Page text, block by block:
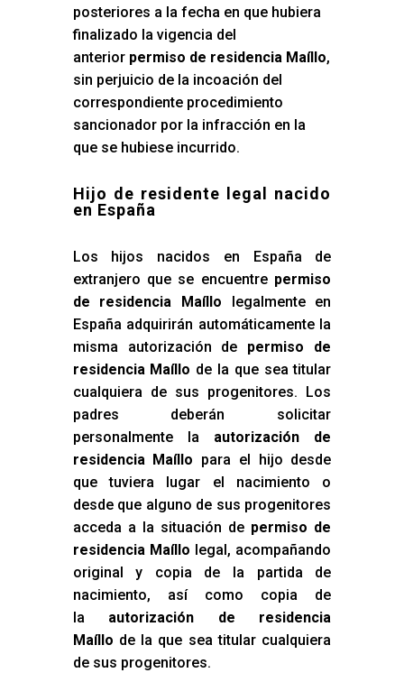
posteriores a la fecha en que hubiera
finalizado la vigencia del
anterior permiso de residencia Maíllo,
sin perjuicio de la incoación del
correspondiente procedimiento
sancionador por la infracción en la
que se hubiese incurrido.
Hijo de residente legal nacido
en España
Los hijos nacidos en España de
extranjero que se encuentre permiso
de residencia Maíllo legalmente en
España adquirirán automáticamente la
misma autorización de permiso de
residencia Maíllo de la que sea titular
cualquiera de sus progenitores. Los
padres deberán solicitar
personalmente la autorización de
residencia Maíllo para el hijo desde
que tuviera lugar el nacimiento o
desde que alguno de sus progenitores
acceda a la situación de permiso de
residencia Maíllo legal, acompañando
original y copia de la partida de
nacimiento, así como copia de
la autorización de residencia
Maíllo de la que sea titular cualquiera
de sus progenitores.